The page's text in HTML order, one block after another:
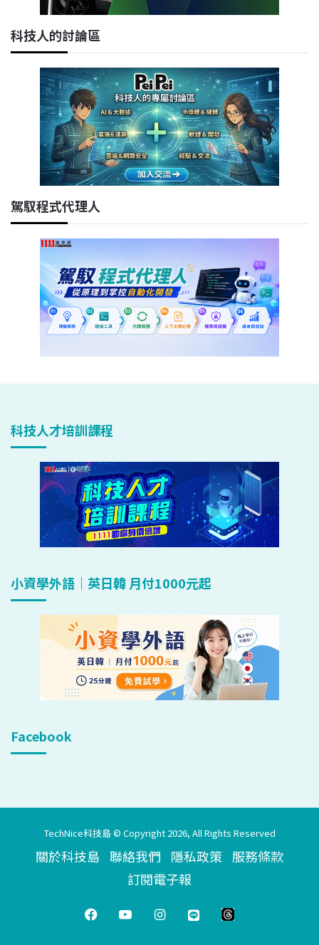
科技人的討論區
駕馭程式代理人
科技人才培訓課程
小資學外語｜英日韓 月付1000元起
Facebook
TechNice科技島 © Copyright 2026, All Rights Reserved
關於科技島 聯絡我們 隱私政策 服務條款
訂閱電子報